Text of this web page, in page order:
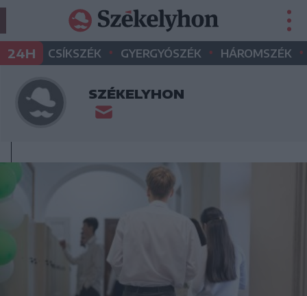
24H CSÍKSZÉK • GYERGYÓSZÉK • HÁROMSZÉK •
SZÉKELYHON